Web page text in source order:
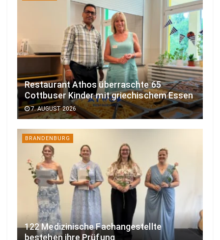
Restaurant Athos überraschte 65
Cottbuser Kinder mit griechischem Essen
7. AUGUST 2026
BRANDENBURG
122 Medizinische Fachangestellte
bestehen ihre Prüfung